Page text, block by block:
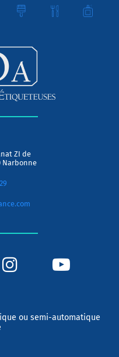
ZI de
Narbonne
ou semi-automatique